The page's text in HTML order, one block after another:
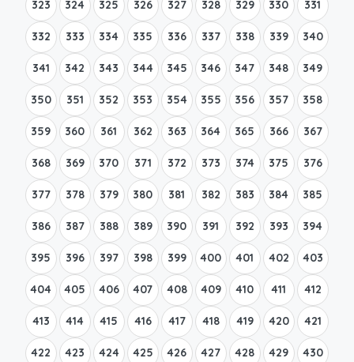
323 324 325 326 327 328 329 330 331
332 333 334 335 336 337 338 339 340
341 342 343 344 345 346 347 348 349
350 351 352 353 354 355 356 357 358
359 360 361 362 363 364 365 366 367
368 369 370 371 372 373 374 375 376
377 378 379 380 381 382 383 384 385
386 387 388 389 390 391 392 393 394
395 396 397 398 399 400 401 402 403
404 405 406 407 408 409 410 411 412
413 414 415 416 417 418 419 420 421
422 423 424 425 426 427 428 429 430